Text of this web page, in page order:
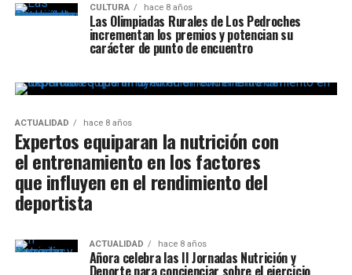
CULTURA hace 8 años
Las Olimpiadas Rurales de Los Pedroches
incrementan los premios y potencian su
carácter de punto de encuentro
ACTUALIDAD hace 8 años
Expertos equiparan la nutrición con
el entrenamiento en los factores
que influyen en el rendimiento del
deportista
ACTUALIDAD hace 8 años
Añora celebra las II Jornadas Nutrición y
Deporte para concienciar sobre el ejercicio